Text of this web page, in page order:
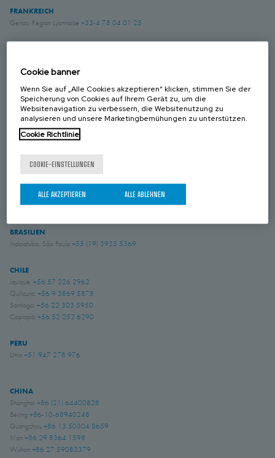
FRANKREICH
Genas, Region Lyonnaise +33-4 78 04 01 25
GROSS BRITANIEN
Chichester, West Sussex+44 (0) 1243 810240
Eastwood, Nottingham+44 (0) 115 9324046
USA
Amory, Mississippi+1 662 256 2227
BRASILIEN
Indaiatuba, São Paulo +55 (19) 3935 5369
CHILE
Iquique: +56 57 226 2962
Quilicura: +56 9 3869 5878
Santiago: +56 22 303 5950
Copiapó: +56 52 252 6290
PERU
Lima +51 947 278 976
CHINA
Shanghai +86 (21) 64400828
Beijing +86-10-68940248
Guangzhou +86 13 50304 8659
Xi'an +86 29 8364 1598
Wuhan +86 27 59083379
Cookie banner
Wenn Sie auf „Alle Cookies akzeptieren“ klicken, stimmen Sie der
Speicherung von Cookies auf Ihrem Gerät zu, um die
Websitenavigation zu verbessern, die Websitenutzung zu
analysieren und unsere Marketingbemühungen zu unterstützen.
Cookie Richtlinie
COOKIE-EINSTELLUNGEN
ALLE ABLEHNEN
ALLE AKZEPTIEREN